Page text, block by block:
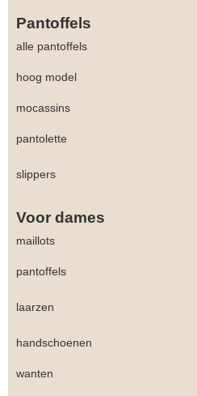
Pantoffels
alle pantoffels
hoog model
mocassins
pantolette
slippers
Voor dames
maillots
pantoffels
laarzen
handschoenen
wanten